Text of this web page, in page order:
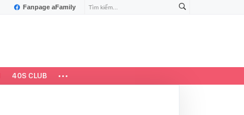
Fanpage aFamily
40S CLUB